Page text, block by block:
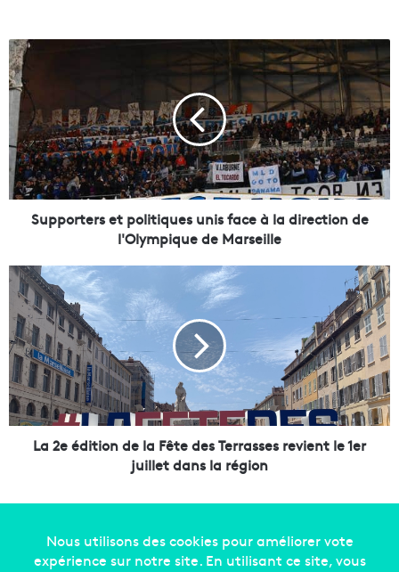
S
u
p
r
e
r
p
i
t
q
u
e
Supporters et politiques unis face à la direction de
l'Olympique de Marseille
L
e
é
d
i
t
i
e
La 2e édition de la Fête des Terrasses revient le 1er
juillet dans la région